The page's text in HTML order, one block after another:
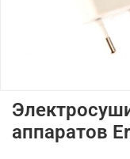
аппаратов